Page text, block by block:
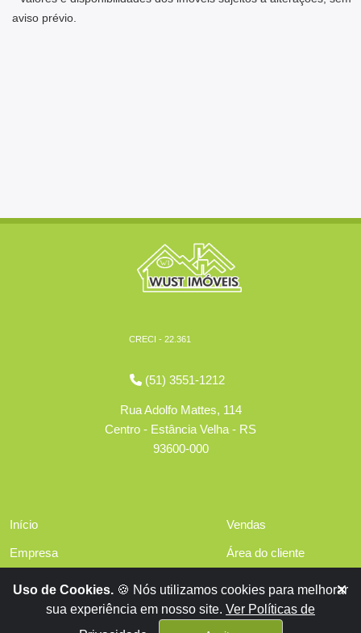
aviso prévio.
CRECI - 22.361
(51) 3551-1212
Rua Adolfo Mattes, 114
Centro - Estância Velha - RS
93600-000
Início
Empresa
Financiamentos
Vendas
Área do cliente
Contato
Uso de Cookies. 🍪 Nós utilizamos cookies para melhorar
sua experiência em nosso site. Ver Políticas de